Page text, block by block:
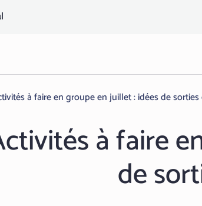
à faire en groupe en juillet : idées de sorties
à faire
de